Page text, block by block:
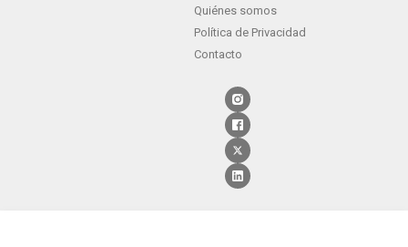
Quiénes somos
Política de Privacidad
Contacto